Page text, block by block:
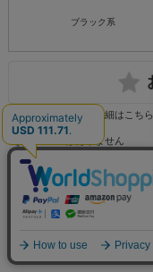
ブラック系
返品についての詳細はこちら
レビューはありません